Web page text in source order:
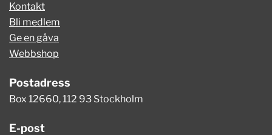
Kontakt
Bli medlem
Ge en gåva
Webbshop
Postadress
Box 12660, 112 93 Stockholm
E-post